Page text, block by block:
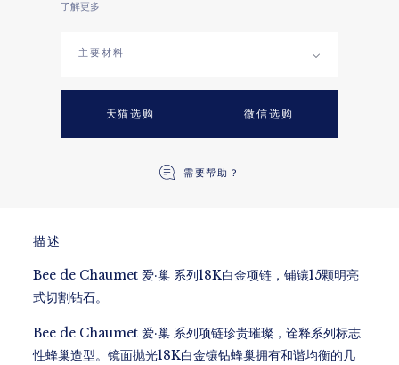
了解更多
主要材料
天猫选购 微信选购
需要帮助？
描述
Bee de Chaumet 爱·巢 系列18K白金项链，铺镶15颗明亮
式切割钻石。
Bee de Chaumet 爱·巢 系列项链珍贵璀璨，诠释系列标志
性蜂巢造型。镜面抛光18K白金镶钻蜂巢拥有和谐均衡的几